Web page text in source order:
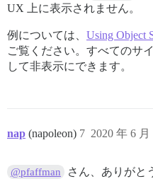
UX 上に表示されません。
例については、 Using Object
ご覧ください。すべてのサ
して非表示にできます。
nap (napoleon) 2020 年 6
7
@pfaffman さん、ありがと